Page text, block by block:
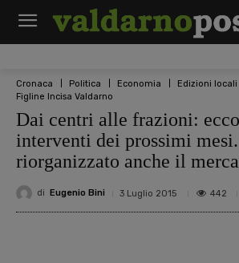
Cronaca Politica Economia
Edizioni locali
Figline Incisa Valdarno
Dai centri alle frazioni:
interventi dei prossimi
riorganizzato anche il
di Eugenio Bini 3 Luglio 2015 442